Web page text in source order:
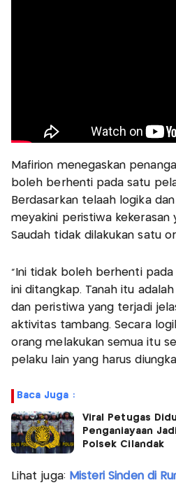
Mafirion menegaskan
boleh berhenti pada satu
Berdasarkan telaah logika
meyakini peristiwa kekerasan
Saudah tidak dilakukan satu
“Ini tidak boleh berhenti
ini ditangkap. Tanah itu
dan peristiwa yang terjadi
aktivitas tambang. Secara
orang melakukan semua itu
pelaku lain yang harus
Baca Juga :
Viral Petugas
Penganiayaan
Polsek Cilandak
Lihat juga: Misteri Sinden di